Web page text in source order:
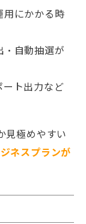
用にかかる時
自動抽選が
ト出力など
見極めやすい
ネスプランが